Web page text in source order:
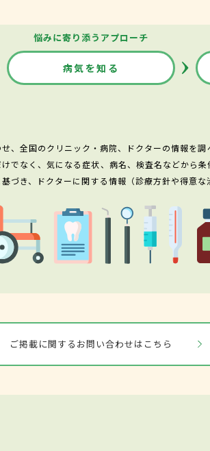
悩みに寄り添うアプローチ
病気を知る
、全国のクリニック・病院、ドクターの情報を調
なく、気になる症状、病名、検査名などから
づき、ドクターに関する情報（診療方針や得意な
ご掲載に関するお問い合わせはこちら